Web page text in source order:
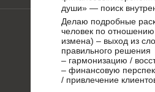
души» — поиск
Делаю подробные
человек по
измена) – выход из
правильного решения
– гармонизацию /
– финансовую
/ привлечение